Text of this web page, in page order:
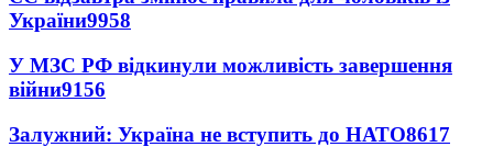
України9958
У МЗС РФ відкинули можливість завершення
війни9156
Залужний: Україна не вступить до НАТО8617